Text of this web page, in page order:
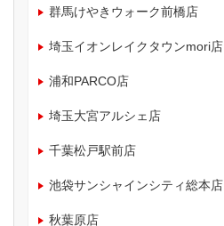
群馬けやきウォーク前橋店
埼玉イオンレイクタウンmori店
浦和PARCO店
埼玉大宮アルシェ店
千葉松戸駅前店
池袋サンシャインシティ総本店
秋葉原店